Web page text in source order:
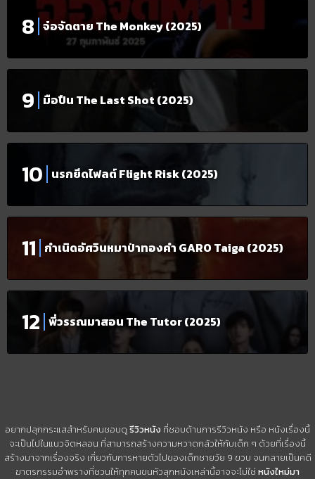
จ๋อจัดตาย The Monkey (2025)
มือปืน The Last Shot (2025)
นรกยึดไฟลต์ Flight Risk (2025)
กำเนิดอัศวินหมาป่าทองคำ GARO Taiga (2025)
พี่วรรณมาสอน The Tutor (2025)
อยากปลุกกระแสสำหรับคนชอบดูรีวิวหนัง ที่ชอบด้านการรีวิวหนัง หรือ หนังเรื่องนี้
จะเป็นไปในแนวจิตหลอน ที่สามารถสร้างความหวาดกลัวให้กับเด็ก ๆ ด้วยที่เรื่องนี้
สร้างมาจากเรื่องจริง เกี่ยวกับการหายตัวไปของเด็กชายวัย 9 ขวบ จนกลายเป็นคดี
ฆาตรกรรมอำพรางที่ชวนให้ทุกคนขนหัวลุกหนังเหล่านี้อาจจะไม่ใช่ หนังใหม่มา